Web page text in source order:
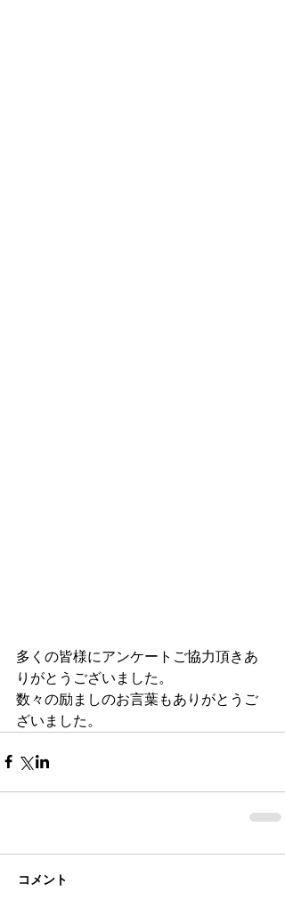
多くの皆様にアンケートご協力頂きあ
りがとうございました。
数々の励ましのお言葉もありがとうご
ざいました。
コメント